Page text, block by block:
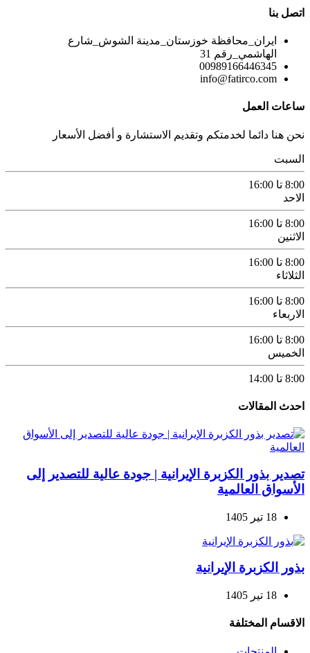
اتصل بنا
ايران_محافظة خوزستان_مدينة الشوش_شارع
الهاشمي_رقم 31
00989166446345
info@fatirco.com
ساعات العمل
نحن هنا دائما لخدمتكم وتقديم الاستشارة و أفضل الأسعار
السبت
8:00 تا 16:00
الاحد
8:00 تا 16:00
الاثنين
8:00 تا 16:00
الثلاثاء
8:00 تا 16:00
الاربعاء
8:00 تا 16:00
الخميس
8:00 تا 14:00
احدث المقالات
تصدير بذور الكزبرة الإيرانية | جودة عالية للتصدير إلى
الأسواق العالمية
18 تیر 1405
بذور الكزبرة الإيرانية
18 تیر 1405
الاقسام المختلفة